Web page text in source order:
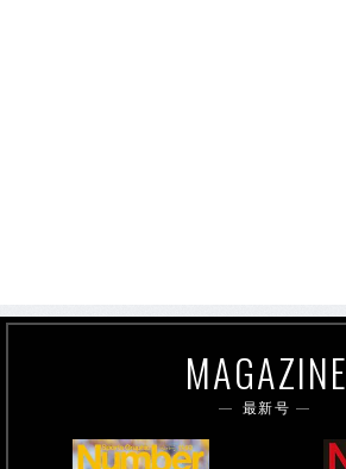
MAGAZINE
最新号